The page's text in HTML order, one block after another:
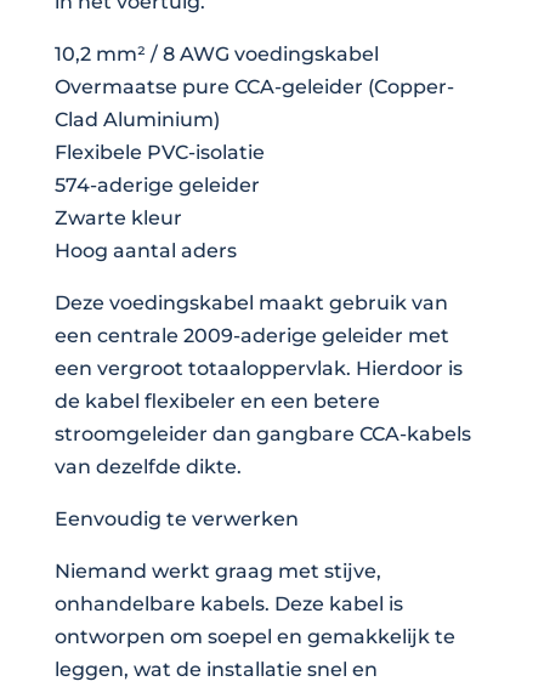
10,2 mm² / 8 AWG voedingskabel
Overmaatse pure CCA-geleider (Copper-
Clad Aluminium)
Flexibele PVC-isolatie
574-aderige geleider
Zwarte kleur
Hoog aantal aders
Deze voedingskabel maakt gebruik van
een centrale 2009-aderige geleider met
een vergroot totaaloppervlak. Hierdoor is
de kabel flexibeler en een betere
stroomgeleider dan gangbare CCA-kabels
van dezelfde dikte.
Eenvoudig te verwerken
Niemand werkt graag met stijve,
onhandelbare kabels. Deze kabel is
ontworpen om soepel en gemakkelijk te
leggen, wat de installatie snel en